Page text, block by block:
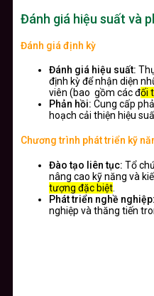
Đánh giá hiệu suất và
Đánh giá định kỳ
Đánh giá hiệu suất:
định kỳ để nhận diện
viên (bao gồm các đối
Phản hồi: Cung cấp
hoạch cải thiện hiệu
Chương trình phát triển kỹ
Đào tạo liên tục: Tổ
nâng cao kỹ năng và
tượng đặc biệt
Phát triển nghề nghiệp:
nghiệp và thăng tiến